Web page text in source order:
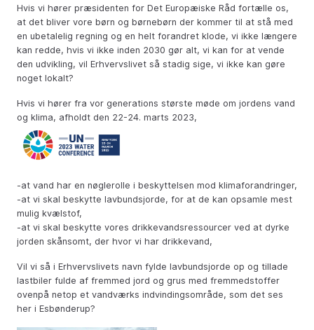
Hvis vi hører præsidenten for Det Europæiske Råd fortælle os,
at det bliver vore børn og børnebørn der kommer til at stå med
en ubetalelig regning og en helt forandret klode, vi ikke længere
kan redde, hvis vi ikke inden 2030 gør alt, vi kan for at vende
den udvikling, vil Erhvervslivet så stadig sige, vi ikke kan gøre
noget lokalt?
Hvis vi hører fra vor generations største møde om jordens vand
og klima, afholdt den 22-24. marts 2023,
-at vand har en nøglerolle i beskyttelsen mod klimaforandringer,
-at vi skal beskytte lavbundsjorde, for at de kan opsamle mest
mulig kvælstof,
-at vi skal beskytte vores drikkevandsressourcer ved at dyrke
jorden skånsomt, der hvor vi har drikkevand,
Vil vi så i Erhvervslivets navn fylde lavbundsjorde op og tillade
lastbiler fulde af fremmed jord og grus med fremmedstoffer
ovenpå netop et vandværks indvindingsområde, som det ses
her i Esbønderup?